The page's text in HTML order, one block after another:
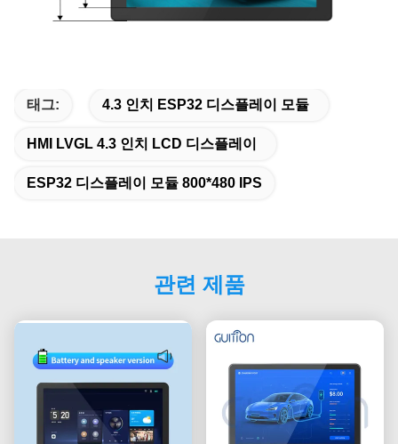
태그: 4.3 인치 ESP32 디스플레이 모듈
HMI LVGL 4.3 인치 LCD 디스플레이
ESP32 디스플레이 모듈 800*480 IPS
관련 제품